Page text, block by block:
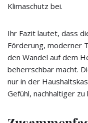
Klimaschutz bei.
Ihr Fazit lautet, dass
Förderung, moderner
den Wandel auf dem
beherrschbar macht.
nur in der
Gefühl, nachhaltiger zu